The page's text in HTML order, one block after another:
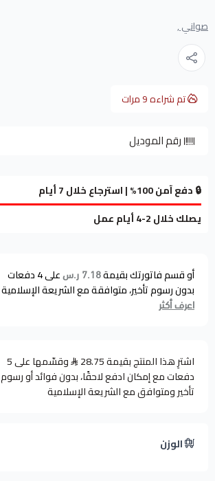
صواني ,
تم شراءه9مرات
رقم الموديل
🔒 دفع آمن 100% | استرجاع خلال 7 أيام
يصلك خلال 2-4 أيام عمل
أو قسم فاتورتك بقيمة7.18 ر.س على4دفعات
بدون رسوم تأخير، متوافقة مع الشريعة الإسلامية
اعرف أكثر
اشترِ هذا المنتج بقيمة 28.75
وقسّمها على 5
دفعات مع إمكان ادفع لاحقًا، بدون فوائد أو رسوم
تأخير ومتوافق مع الشريعة الإسلامية
الوزن